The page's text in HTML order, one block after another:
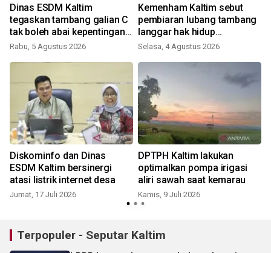
Dinas ESDM Kaltim
tegaskan tambang galian C
tak boleh abai kepentingan
warga
Rabu, 5 Agustus 2026
Kemenham Kaltim sebut
pembiaran lubang tambang
langgar hak hidup
masyarakat
Selasa, 4 Agustus 2026
Diskominfo dan Dinas
ESDM Kaltim bersinergi
atasi listrik internet desa
Jumat, 17 Juli 2026
DPTPH Kaltim lakukan
optimalkan pompa irigasi
aliri sawah saat kemarau
Kamis, 9 Juli 2026
Terpopuler - Seputar Kaltim